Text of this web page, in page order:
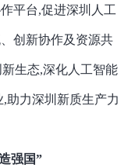
平台,促进深圳人工
创新协作及资源共
生态,深化人工智能
助力深圳新质生产力
强国”